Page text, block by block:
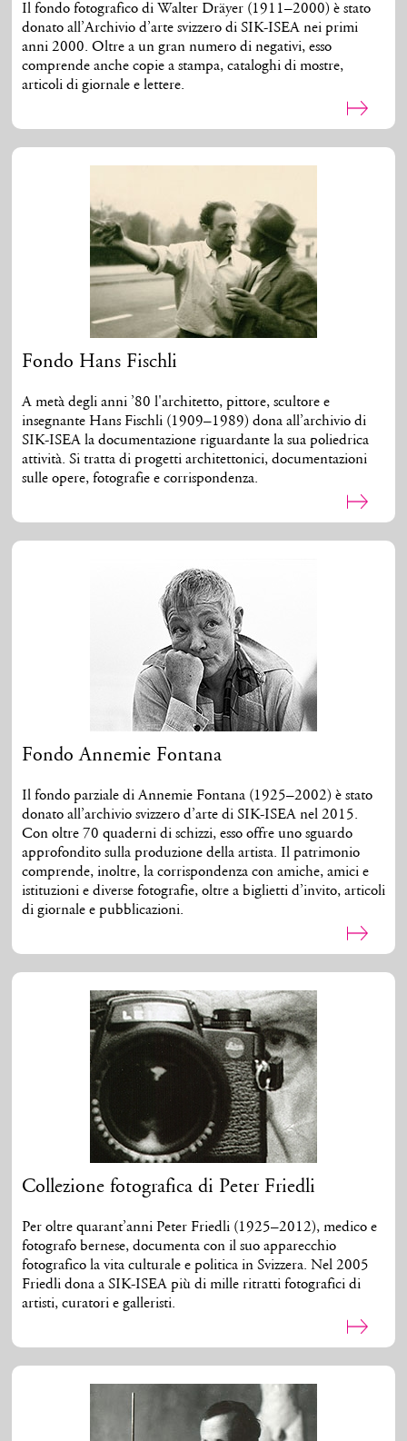
Il fondo fotografico di Walter Dräyer (1911–2000) è stato
donato all’Archivio d’arte svizzero di SIK-ISEA nei primi
anni 2000. Oltre a un gran numero di negativi, esso
comprende anche copie a stampa, cataloghi di mostre,
articoli di giornale e lettere.
Fondo Hans Fischli
A metà degli anni ’80 l'architetto, pittore, scultore e
insegnante Hans Fischli (1909–1989) dona all’archivio di
SIK-ISEA la documentazione riguardante la sua poliedrica
attività. Si tratta di progetti architettonici, documentazioni
sulle opere, fotografie e corrispondenza.
Fondo Annemie Fontana
Il fondo parziale di Annemie Fontana (1925–2002) è stato
donato all’archivio svizzero d’arte di SIK-ISEA nel 2015.
Con oltre 70 quaderni di schizzi, esso offre uno sguardo
approfondito sulla produzione della artista. Il patrimonio
comprende, inoltre, la corrispondenza con amiche, amici e
istituzioni e diverse fotografie, oltre a biglietti d’invito, articoli
di giornale e pubblicazioni.
Collezione fotografica di Peter Friedli
Per oltre quarant’anni Peter Friedli (1925–2012), medico e
fotografo bernese, documenta con il suo apparecchio
fotografico la vita culturale e politica in Svizzera. Nel 2005
Friedli dona a SIK-ISEA più di mille ritratti fotografici di
artisti, curatori e galleristi.